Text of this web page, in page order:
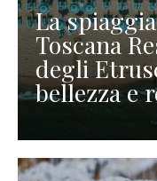
La
Toscana
degli
bellezza e